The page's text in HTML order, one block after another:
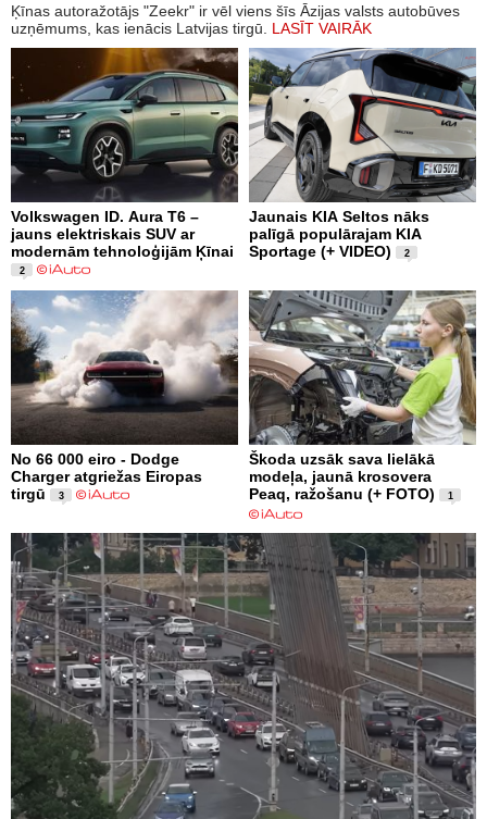
Ķīnas autoražotājs "Zeekr" ir vēl viens šīs Āzijas valsts autobūves
uzņēmums, kas ienācis Latvijas tirgū. LASĪT VAIRĀK
Volkswagen ID. Aura T6 –
jauns elektriskais SUV ar
modernām tehnoloģijām Ķīnai
2
Jaunais KIA Seltos nāks
palīgā populārajam KIA
Sportage (+ VIDEO)
2
No 66 000 eiro - Dodge
Charger atgriežas Eiropas
tirgū
3
Škoda uzsāk sava lielākā
modeļa, jaunā krosovera
Peaq, ražošanu (+ FOTO)
1